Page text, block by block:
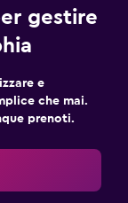
gestire
e
che mai.
prenoti.